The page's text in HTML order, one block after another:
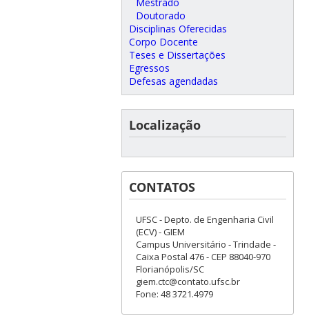
Doutorado
Disciplinas Oferecidas
Corpo Docente
Teses e Dissertações
Egressos
Defesas agendadas
Localização
CONTATOS
UFSC - Depto. de Engenharia Civil
(ECV) - GIEM
Campus Universitário - Trindade -
Caixa Postal 476 - CEP 88040-970
Florianópolis/SC
giem.ctc@contato.ufsc.br
Fone: 48 3721.4979